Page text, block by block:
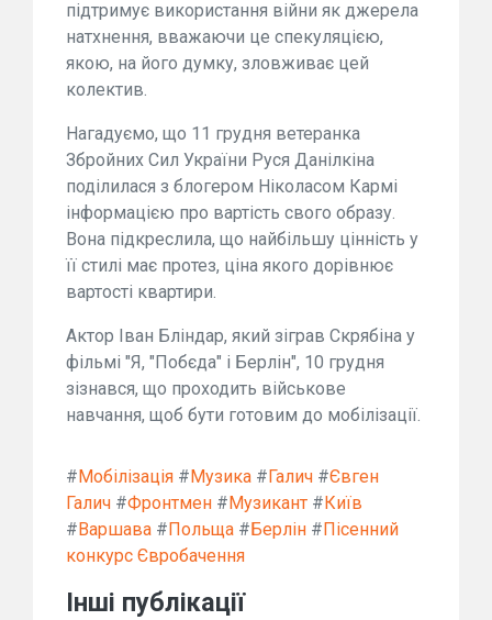
підтримує використання війни як джерела
натхнення, вважаючи це спекуляцією,
якою, на його думку, зловживає цей
колектив.
Нагадуємо, що 11 грудня ветеранка
Збройних Сил України Руся Данілкіна
поділилася з блогером Ніколасом Кармі
інформацією про вартість свого образу.
Вона підкреслила, що найбільшу цінність у
її стилі має протез, ціна якого дорівнює
вартості квартири.
Актор Іван Бліндар, який зіграв Скрябіна у
фільмі "Я, "Побєда" і Берлін", 10 грудня
зізнався, що проходить військове
навчання, щоб бути готовим до мобілізації.
# Мобілізація # Музика # Галич #Євген
Галич #Фронтмен # Музикант # Київ
# Варшава # Польща # Берлін # Пісенний
конкурс Євробачення
Інші публікації